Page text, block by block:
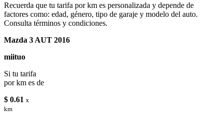
Recuerda que tu tarifa por km es personalizada y depende de
factores como: edad, género, tipo de garaje y modelo del auto.
Consulta términos y condiciones.
Mazda 3 AUT 2016
miituo
Si tu tarifa
por km es de
$ 0.61 x
km